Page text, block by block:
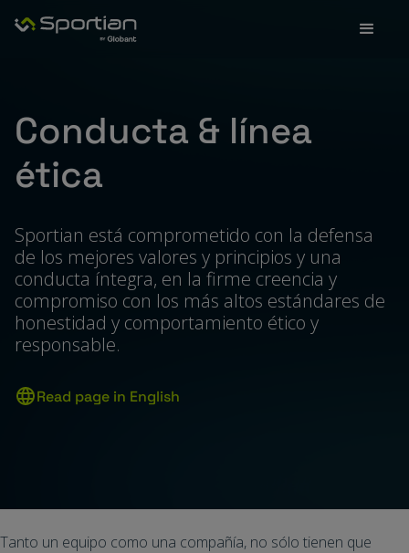
Conducta & línea
ética
Sportian está comprometido con la defensa
de los mejores valores y principios y una
conducta íntegra, en la firme creencia y
compromiso con los más altos estándares de
honestidad y comportamiento ético y
responsable.
Read page in English
Tanto un equipo como una compañía, no sólo tienen que